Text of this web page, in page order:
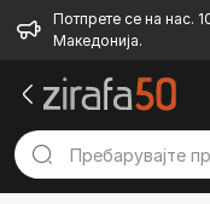
Потпрете се на нас.
Македонија.